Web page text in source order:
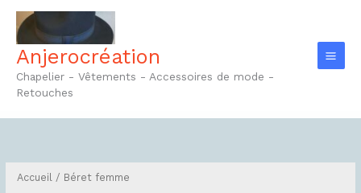
Aller
contenuAnjerocréation
Chapelier - Vêtements - Accessoires de mode -
Retouches
Accueil / Béret femme
Trié